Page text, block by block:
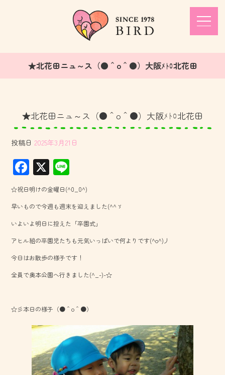
★北花田ニュ～ス（●＾o＾●）大阪ﾒﾄﾛ北花田
★北花田ニュ～ス（●＾o＾●）大阪ﾒﾄﾛ北花田
投稿日 2025年3月21日
F
ac
e
b
o
ok
X
ne
☆祝日明けの金曜日(^0_0^)
早いもので今週も週末を迎えました(^^ゞ
いよいよ明日に控えた「卒園式」
アヒル組の卒園児たちも元気いっぱいで何よりです(^o^)丿
今日はお散歩の様子です！
全員で奥本公園へ行きました(^_-)-☆
☆彡本日の様子（●＾o＾●）